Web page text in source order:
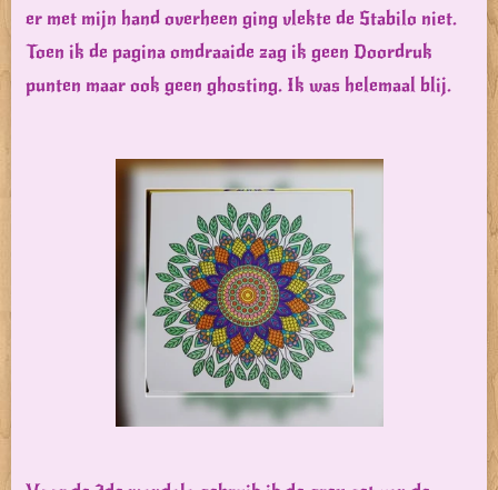
er met mijn hand overheen ging vlekte de Stabilo niet.
Toen ik de pagina omdraaide zag ik geen Doordruk
punten maar ook geen ghosting. Ik was helemaal blij.